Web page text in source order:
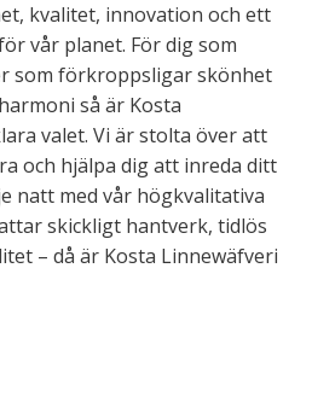
kvalitet, innovation och ett
vår planet. För dig som
som förkroppsligar skönhet
så är Kosta
valet. Vi är stolta över att
och hjälpa dig att inreda ditt
natt med vår högkvalitativa
skickligt hantverk, tidlös
– då är Kosta Linnewäfveri